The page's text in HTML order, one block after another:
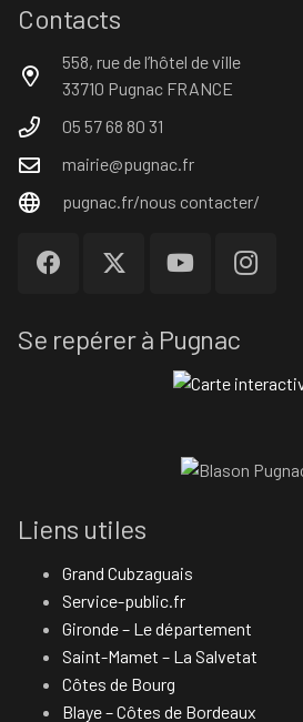
Contacts
558, rue de l’hôtel de ville
33710 Pugnac FRANCE
05 57 68 80 31
mairie@pugnac.fr
pugnac.fr/nous contacter/
Se repérer à Pugnac
Liens utiles
Grand Cubzaguais
Service-public.fr
Gironde – Le département
Saint-Mamet – La Salvetat
Côtes de Bourg
Blaye – Côtes de Bordeaux